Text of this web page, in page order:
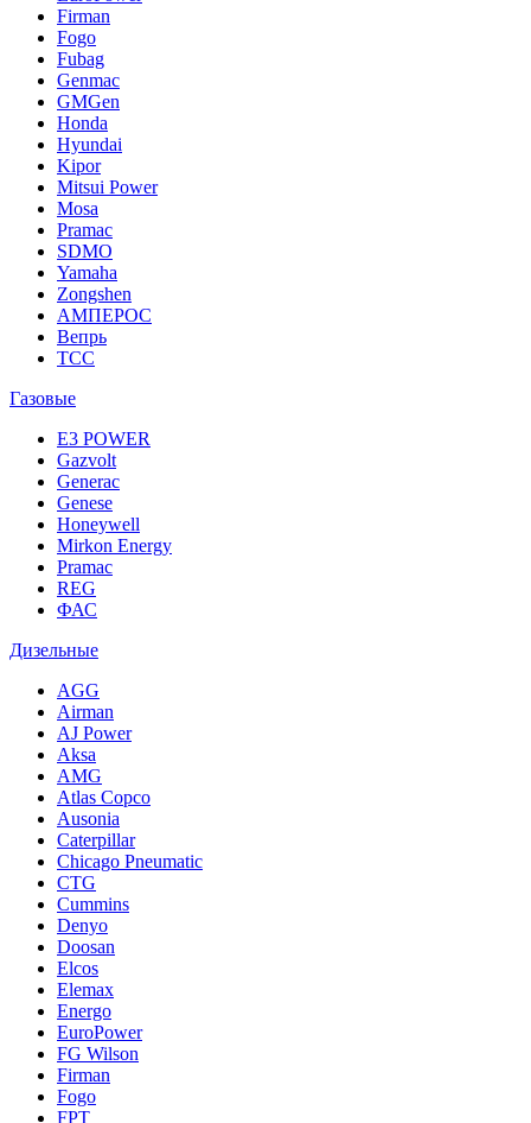
Firman
Fogo
Fubag
Genmac
GMGen
Honda
Hyundai
Kipor
Mitsui Power
Mosa
Pramac
SDMO
Yamaha
Zongshen
АМПЕРОС
Вепрь
ТСС
Газовые
E3 POWER
Gazvolt
Generac
Genese
Honeywell
Mirkon Energy
Pramac
REG
ФАС
Дизельные
AGG
Airman
AJ Power
Aksa
AMG
Atlas Copco
Ausonia
Caterpillar
Chicago Pneumatic
CTG
Cummins
Denyo
Doosan
Elcos
Elemax
Energo
EuroPower
FG Wilson
Firman
Fogo
FPT